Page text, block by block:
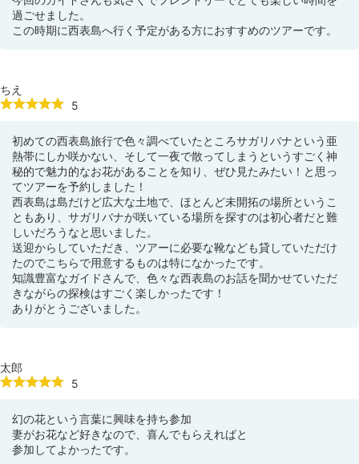
過ごせました。
この時期に西表島へ行く予定がある方におすすめのツアーです。
ちえ
5
初めての西表島旅行で色々調べていたところサガリバナという亜
熱帯にしか咲かない、そして一夜で散ってしまうというすごく神
秘的で魅力的なお花があることを知り、ぜひ見たみたい！と思っ
てツアーを予約しました！
西表島は島だけど広大な土地で、ほとんど未開拓の場所というこ
ともあり、サガリバナが咲いている場所を探すのは初心者だと難
しいだろうなと思いました。
送迎からしていただき、ツアーに必要な靴なども貸していただけ
たのでこちらで用意するものは特になかったです。
知識豊富なガイドさんで、色々な西表島のお話を聞かせていただ
きながらの探検はすごく楽しかったです！
ありがとうございました。
太郎
5
幻の花という言葉に興味を持ち参加
妻がお花など好きなので、喜んでもらえればと
参加してよかったです。